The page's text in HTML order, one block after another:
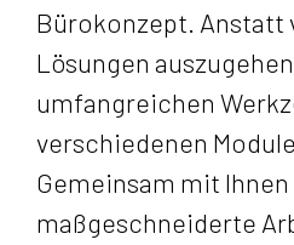
Bürokonzept.
Lösungen
umfangreichen
verschiedenen
Gemeinsam mit
maßgeschneiderte